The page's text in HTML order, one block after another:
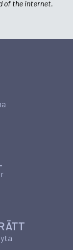
of the internet.